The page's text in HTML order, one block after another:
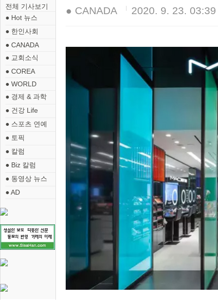
전체 기사보기
● Hot 뉴스
● 한인사회
● CANADA
● 교회소식
● COREA
● WORLD
● 경제 & 과학
● 건강 Life
● 스포츠 연예
● 토픽
● 칼럼
● Biz 칼럼
● 동영상 뉴스
● AD
● CANADA 2020. 9. 23. 03:39